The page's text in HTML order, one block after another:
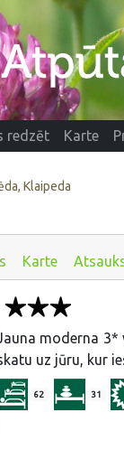
redzēt Karte
Klaipeda
Karte
Jauna moderna 3*
uz jūru, kur
62 31